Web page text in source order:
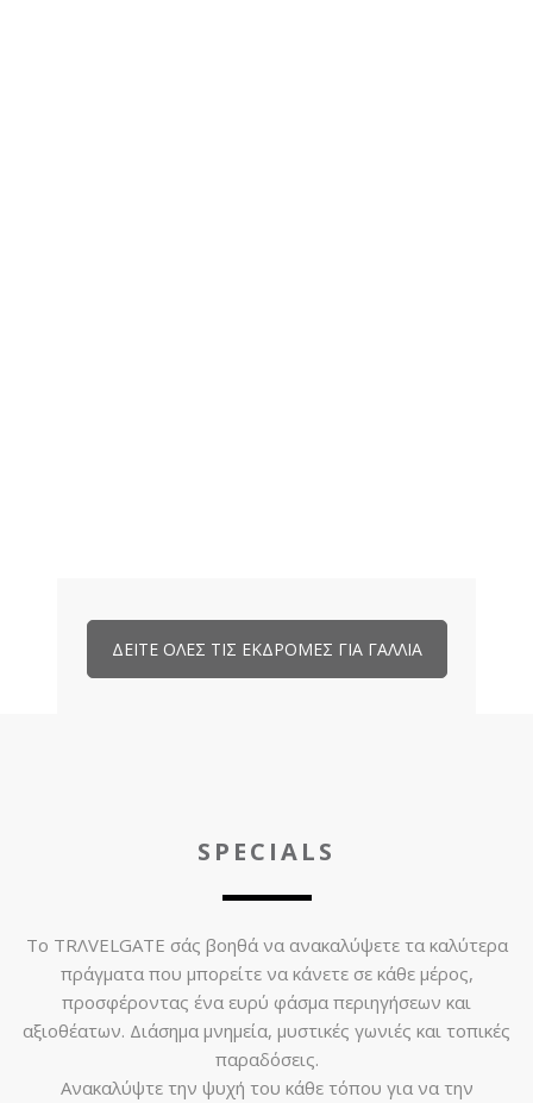
ΔΕΙΤΕ ΟΛΕΣ ΤΙΣ ΕΚΔΡΟΜΕΣ ΓΙΑ ΓΑΛΛΙΑ
SPECIALS
Το TRΛVELGATE σάς βοηθά να ανακαλύψετε τα καλύτερα
πράγματα που μπορείτε να κάνετε σε κάθε μέρος,
προσφέροντας ένα ευρύ φάσμα περιηγήσεων και
αξιοθέατων. Διάσημα μνημεία, μυστικές γωνιές και τοπικές
παραδόσεις.
Ανακαλύψτε την ψυχή του κάθε τόπου για να την